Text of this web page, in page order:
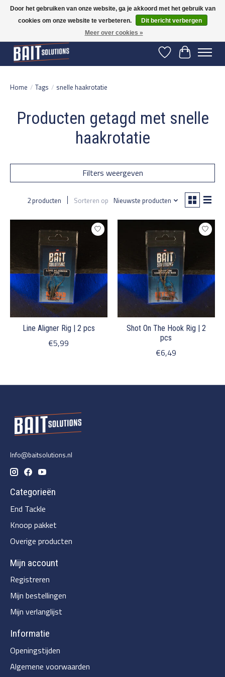
Gratis verzending vanaf 50 euro binnen NL | Op voorraad binnen 2-5 werkdagen
verzonden | België vanaf 70 euro gratis verzonden
Verlanglijst
Home / Tags / snelle haakrotatie
Producten getagd met snelle
haakrotatie
Filters weergeven
2 producten Sorteren op Nieuwste producten
Line Aligner Rig | 2 pcs
€5,99
Shot On The Hook Rig | 2
pcs
€6,49
Info@baitsolutions.nl
Categorieën
End Tackle
Knoop pakket
Overige producten
Mijn account
Registreren
Mijn bestellingen
Mijn verlanglijst
Informatie
Openingstijden
Algemene voorwaarden
Door het gebruiken van onze website, ga je akkoord met het gebruik van
cookies om onze website te verbeteren.
Dit bericht verbergen
Meer over cookies »